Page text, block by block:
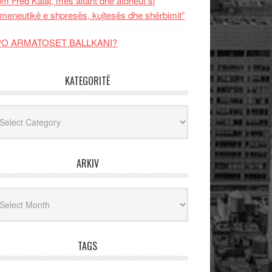
e shpresës, kujtesës dhe shërbimit”
ARMATOSET BALLKANI?
KATEGORITË
ARKIV
TAGS